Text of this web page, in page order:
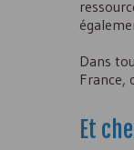
Dans
France,
Et